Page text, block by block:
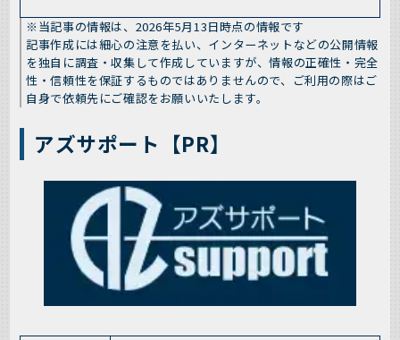
※当記事の情報は、2026年5月13日時点の情報です
記事作成には細心の注意を払い、インターネットなどの公開情報
を独自に調査・収集して作成していますが、情報の正確性・完全
性・信頼性を保証するものではありませんので、ご利用の際はご
自身で依頼先にご確認をお願いいたします。
アズサポート【PR】